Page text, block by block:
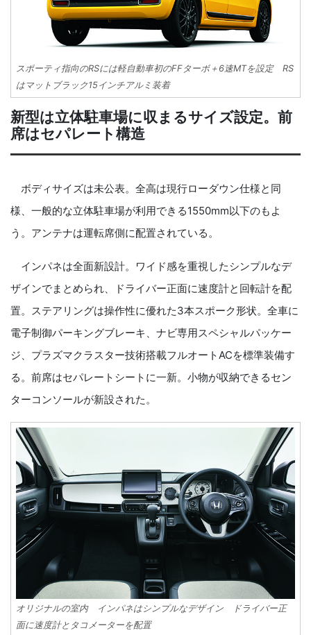
スポーティ指向のRSには軽自動車初のFFターボ＋6速MTを設定 RS
はマットブラック15インチアルミ装着
新型は立体駐車場に収まるサイズ設定。前
席はセパレート構造
ボディサイズは未公表。全高は現行ローダウン仕様と同
様、一般的な立体駐車場が利用できる1550mm以下のもよ
う。アンテナは運転席側に配置されている。
インパネは全面新設計。ワイド感を重視したシンプルなデ
ザインでまとめられ、ドライバー正面に速度計と回転計を配
置。ステアリングは操作性に優れた3本スポーク形状。全車に
電子制御パーキングブレーキ、ナビ専用スペシャルパッケー
ジ、プラズマクラスター技術搭載フルオートACを標準装備す
る。前席はセパレートシートに一新。小物が収納できるセン
ターコンソールが新設された。
オリジナルの室内 インパネはシンプルなデザイン ドライバー正
面に速度計とタコメーターを配置